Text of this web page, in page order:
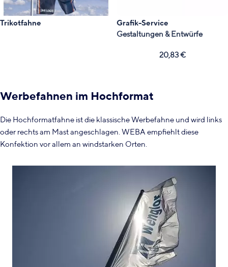
Trikotfahne
Grafik-Service
Gestaltungen & Entwürfe
20,83€
Werbefahnen im Hochformat
Die Hochformatfahne ist die klassische Werbefahne und wird links
oder rechts am Mast angeschlagen. WEBA empfiehlt diese
Konfektion vor allem an windstarken Orten.